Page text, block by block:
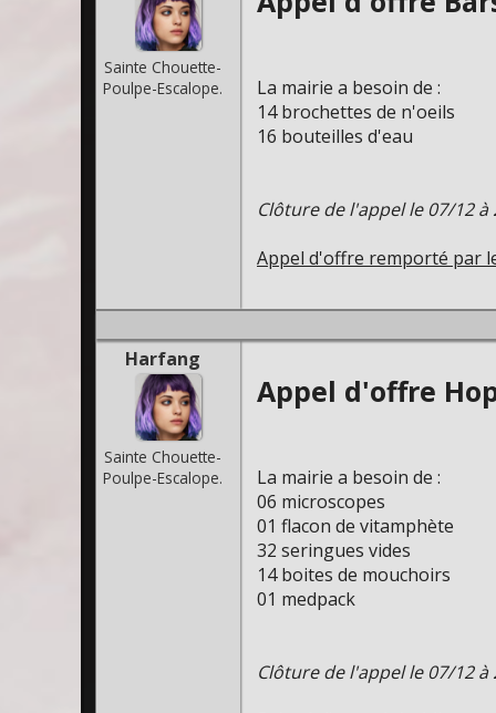
Sainte Chouette-
Poulpe-Escalope.
La mairie a besoin de :
14 brochettes de n'oeils
16 bouteilles d'eau
Clôture de l'appel le 07/12 à
Appel d'offre remporté par
Harfang
Sainte Chouette-
Poulpe-Escalope.
Appel d'offre
La mairie a besoin de :
06 microscopes
01 flacon de vitamphète
32 seringues vides
14 boites de mouchoirs
01 medpack
Clôture de l'appel le 07/12 à